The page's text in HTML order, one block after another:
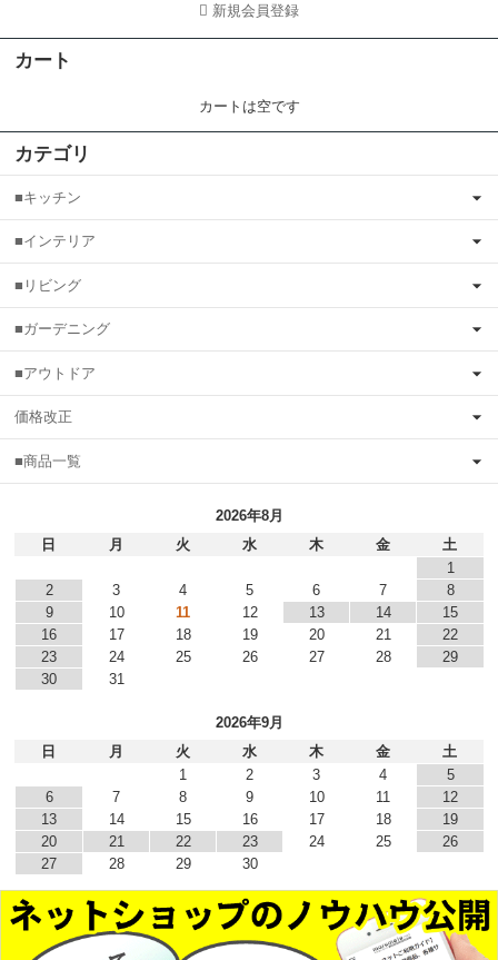
新規会員登録
カート
カートは空です
カテゴリ
■キッチン
■インテリア
■リビング
■ガーデニング
■アウトドア
価格改正
■商品一覧
2026年8月
日
月 火 水 木 金
土
1
2
3 4 5 6 7
8
9
10 11 12 13 14
15
16
17 18 19 20 21
22
23
24 25 26 27 28
29
30
31
2026年9月
日
月 火 水 木 金
土
1
2 3 4
5
6
7 8 9 10 11
12
13
14 15 16 17 18
19
20
21 22 23 24 25
26
27
28 29 30